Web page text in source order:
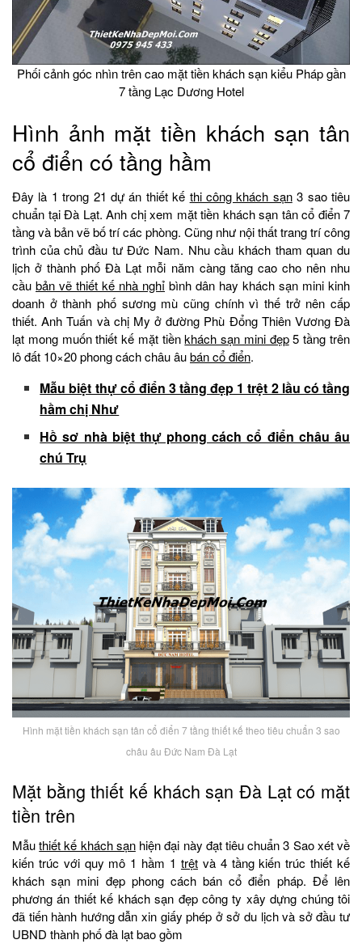
Phối cảnh góc nhìn trên cao mặt tiền khách sạn kiểu Pháp gần
7 tầng Lạc Dương Hotel
Hình ảnh mặt tiền khách sạn tân
cổ điển có tầng hầm
Đây là 1 trong 21 dự án thiết kế thi công khách sạn3 sao tiêu
chuẩn tại Đà Lạt. Anh chị xem mặt tiền khách sạn tân cổ điển 7
tầng và bản vẽ bố trí các phòng. Cũng như nội thất trang trí công
trình của chủ đầu tư Đức Nam. Nhu cầu khách tham quan du
lịch ở thành phố Đà Lạt mỗi năm càng tăng cao cho nên nhu
cầu bản vẽ thiết kế nhà nghỉ bình dân hay khách sạn mini kinh
doanh ở thành phố sương mù cũng chính vì thế trở nên cấp
thiết. Anh Tuấn và chị My ở đường Phù Đổng Thiên Vương Đà
lạt mong muốn thiết kế mặt tiềnkhách sạn mini đẹp5 tầng trên
lô đất 10×20 phong cách châu âubán cổ điển.
Mẫu biệt thự cổ điển 3 tầng đẹp 1 trệt 2 lầu có tầng
hầm chị Như
Hồ sơ nhà biệt thự phong cách cổ điển châu âu
chú Trụ
Hình mặt tiền khách sạn tân cổ điển 7 tầng thiết kế theo tiêu chuẩn 3 sao
châu âu Đức Nam Đà Lạt
Mặt bằng thiết kế khách sạn Đà Lạt có mặt
tiền trên
Mẫuthiết kế khách sạnhiện đại này đạt tiêu chuẩn 3 Sao xét về
kiến trúc với quy mô 1 hầm 1 trệtvà 4 tầng kiến trúc thiết kế
khách sạn mini đẹp phong cách bán cổ điển pháp. Để lên
phương án thiết kế khách sạn đẹp công ty xây dựng chúng tôi
đã tiến hành hướng dẫn xin giấy phép ở sở du lịch và sở đầu tư
UBND thành phố đà lạt bao gồm